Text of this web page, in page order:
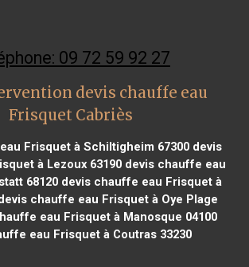
09 72 59 92 27
devis chauffe eau
Frisquet Cabriès
Frisquet à Schiltigheim 67300devis
à Lezoux 63190devis chauffe eau
68120devis chauffe eau Frisquet à
chauffe eau Frisquet à Oye Plage
eau Frisquet à Manosque 04100
eau Frisquet à Coutras 33230